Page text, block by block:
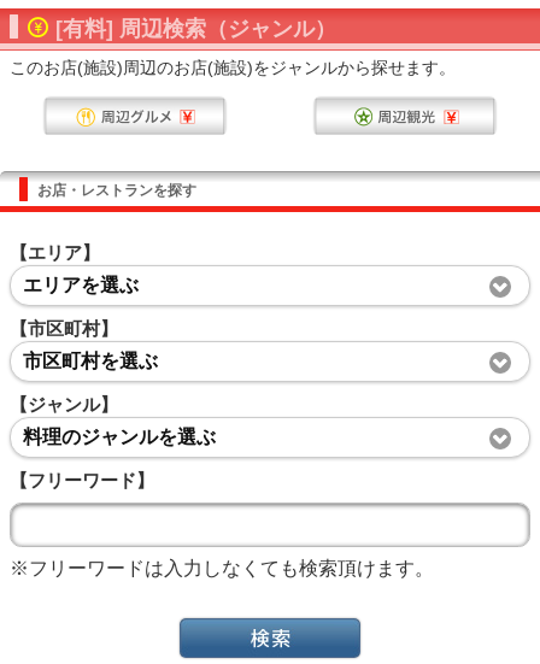
[有料] 周辺検索（ジャンル）
このお店(施設)周辺のお店(施設)をジャンルから探せます。
お店・レストランを探す
【エリア】
エリアを選ぶ
【市区町村】
市区町村を選ぶ
【ジャンル】
料理のジャンルを選ぶ
【フリーワード】
※フリーワードは入力しなくても検索頂けます。